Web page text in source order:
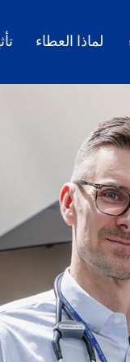
لماذا العطاء